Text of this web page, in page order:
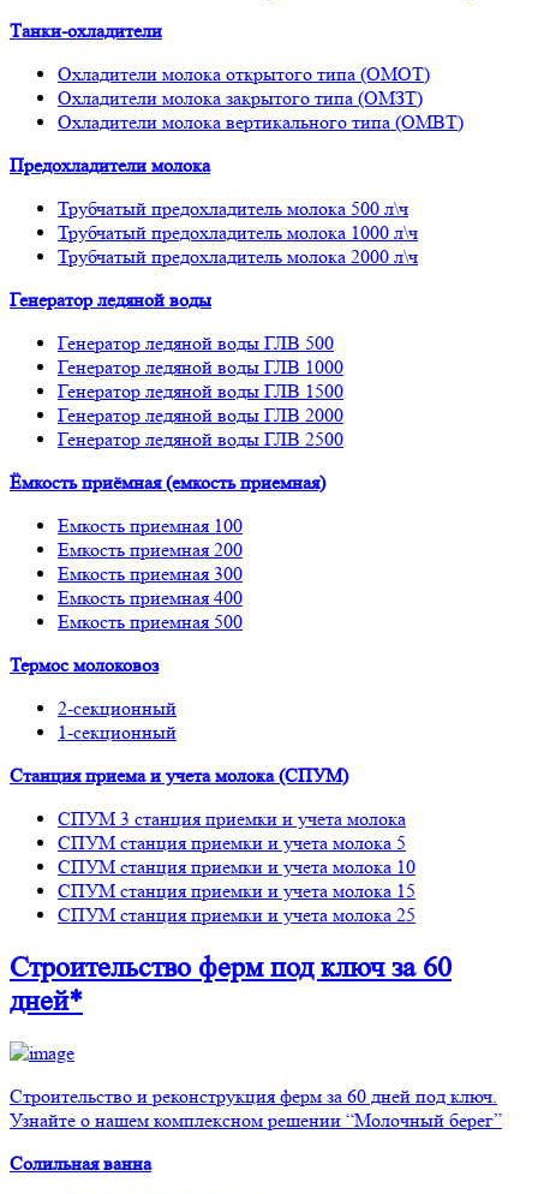
Танки-охладители
Охладители молока открытого типа (ОМОТ)
Охладители молока закрытого типа (ОМЗТ)
Охладители молока вертикального типа (ОМВТ)
Предохладители молока
Трубчатый предохладитель молока 500 л\ч
Трубчатый предохладитель молока 1000 л\ч
Трубчатый предохладитель молока 2000 л\ч
Генератор ледяной воды
Генератор ледяной воды ГЛВ 500
Генератор ледяной воды ГЛВ 1000
Генератор ледяной воды ГЛВ 1500
Генератор ледяной воды ГЛВ 2000
Генератор ледяной воды ГЛВ 2500
Ёмкость приёмная (емкость приемная)
Емкость приемная 100
Емкость приемная 200
Емкость приемная 300
Емкость приемная 400
Емкость приемная 500
Термос молоковоз
2-секционный
1-секционный
Станция приема и учета молока (СПУМ)
СПУМ 3 станция приемки и учета молока
СПУМ станция приемки и учета молока 5
СПУМ станция приемки и учета молока 10
СПУМ станция приемки и учета молока 15
СПУМ станция приемки и учета молока 25
Строительство фермпод ключ за 60
дней*
Строительство и реконструкция ферм за 60 дней под ключ.
Узнайте о нашем комплексном решении “Молочный берег”
Солильная ванна